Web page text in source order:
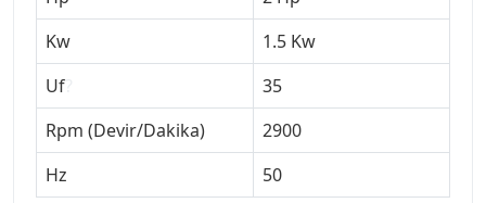
Kw
1.5 Kw
Uf
35
Rpm (Devir/Dakika)
2900
Hz
50